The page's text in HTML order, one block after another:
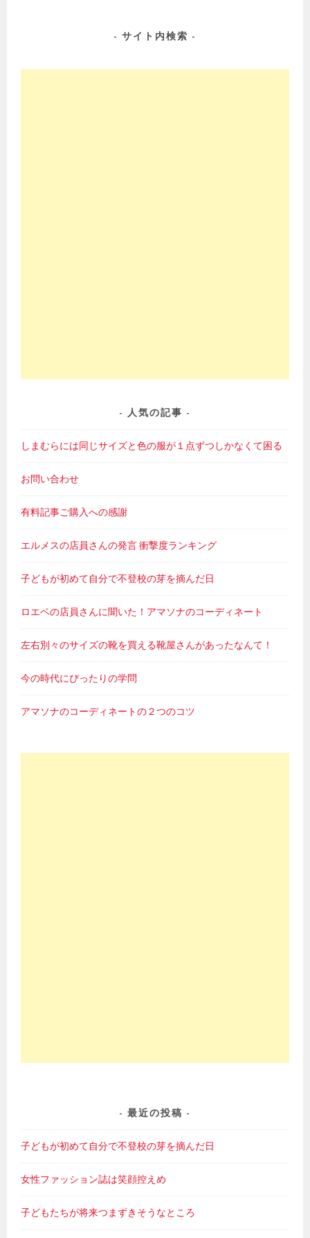
シ
サイト内検索
人気の記事
しまむらには同じサイズと色の服が１点ずつしかなくて困る
お問い合わせ
有料記事ご購入への感謝
エルメスの店員さんの発言 衝撃度ランキング
子どもが初めて自分で不登校の芽を摘んだ日
ロエベの店員さんに聞いた！アマソナのコーディネート
左右別々のサイズの靴を買える靴屋さんがあったなんて！
今の時代にぴったりの学問
アマソナのコーディネートの２つのコツ
最近の投稿
子どもが初めて自分で不登校の芽を摘んだ日
女性ファッション誌は笑顔控えめ
子どもたちが将来つまずきそうなところ